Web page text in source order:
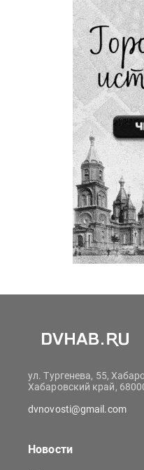
ул. Тургенева, 55,
Хабаровский край,
dvnovosti@gmail.com
Новости